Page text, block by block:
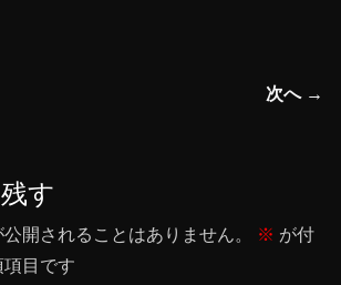
次へ →
す
開されることはありません。 ※ が付
目です